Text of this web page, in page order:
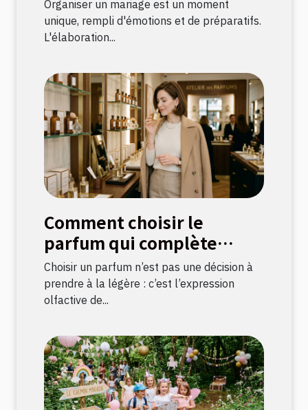
Organiser un mariage est un moment
unique, rempli d'émotions et de préparatifs.
L'élaboration...
Comment choisir le
parfum qui complète
votre style ?
Choisir un parfum n’est pas une décision à
prendre à la légère : c’est l’expression
olfactive de...